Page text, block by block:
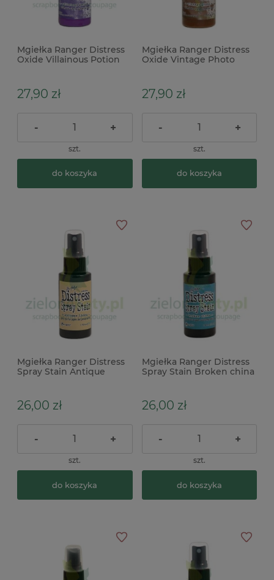
Mgiełka Ranger Distress
Oxide Villainous Potion
27,90 zł
- +
szt.
do koszyka
Mgiełka Ranger Distress
Oxide Vintage Photo
27,90 zł
- +
szt.
do koszyka
Mgiełka Ranger Distress
Spray Stain Antique
26,00 zł
- +
szt.
do koszyka
Mgiełka Ranger Distress
Spray Stain Broken china
26,00 zł
- +
szt.
do koszyka